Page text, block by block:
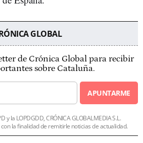
GLOBAL
de Crónica Global para recibir
sobre Cataluña.
APUNTARME
y la LOPDGDD, CRÓNICA GLOBALMEDIA S.L.
la finalidad de remitirle noticias de actualidad.